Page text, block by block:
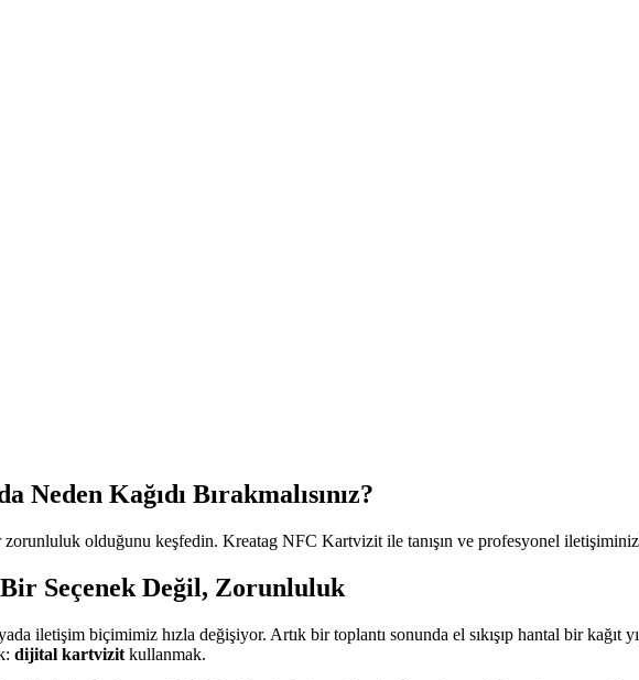
Kağıdı Bırakmalısınız?
zorunluluk olduğunu keşfedin. Kreatag NFC Kartvizit ile tanışın ve profesyonel
Seçenek Değil, Zorunluluk
iletişim biçimimiz hızla değişiyor. Artık bir toplantı sonunda el sıkışıp hantal bir kağıt
dijital kartvizit kullanmak.